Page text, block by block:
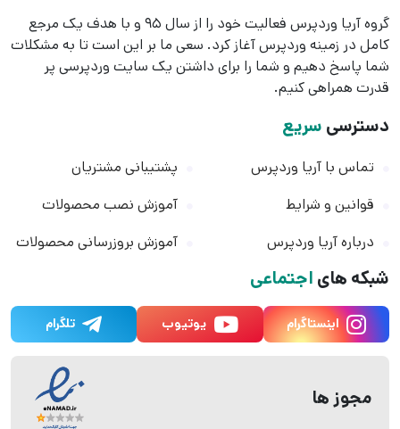
گروه آریا وردپرس فعالیت خود را از سال 95 و با هدف یک مرجع
کامل در زمینه وردپرس آغاز کرد. سعی ما بر این است تا به مشکلات
شما پاسخ دهیم و شما را برای داشتن یک سایت وردپرسی پر
قدرت همراهی کنیم.
دسترسی سریع
تماس با آریا وردپرس
قوانین و شرایط
درباره آریا وردپرس
پشتیبانی مشتریان
آموزش نصب محصولات
آموزش بروزرسانی محصولات
شبکه های اجتماعی
اینستاگرام یوتیوب تلگرام
مجوز ها